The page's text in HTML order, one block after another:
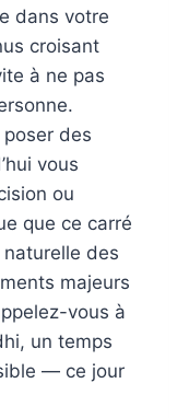
dans votre
croisant
à ne pas
poser des
vous
ou
que ce carré
des
majeurs
vous à
un temps
— ce jour